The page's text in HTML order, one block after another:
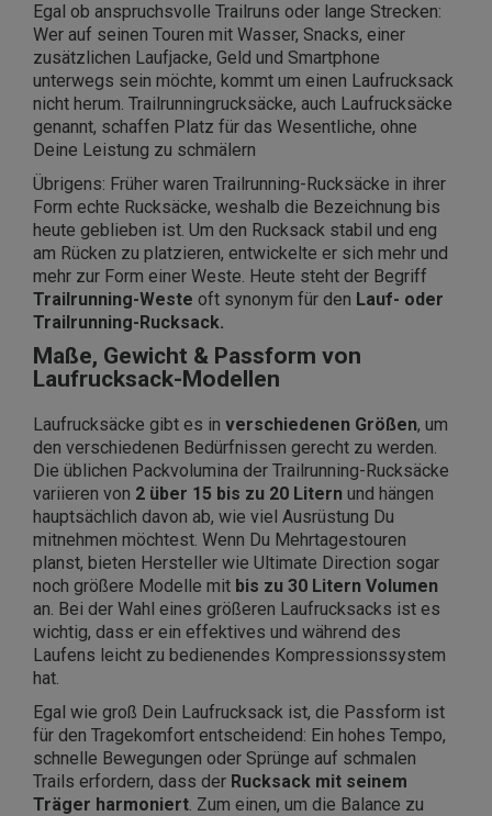
Egal ob anspruchsvolle Trailruns oder lange Strecken:
Wer auf seinen Touren mit Wasser, Snacks, einer
zusätzlichen Laufjacke, Geld und Smartphone
unterwegs sein möchte, kommt um einen Laufrucksack
nicht herum. Trailrunningrucksäcke, auch Laufrucksäcke
genannt, schaffen Platz für das Wesentliche, ohne
Deine Leistung zu schmälern
Übrigens: Früher waren Trailrunning-Rucksäcke in ihrer
Form echte Rucksäcke, weshalb die Bezeichnung bis
heute geblieben ist. Um den Rucksack stabil und eng
am Rücken zu platzieren, entwickelte er sich mehr und
mehr zur Form einer Weste. Heute steht der Begriff
Trailrunning-Weste oft synonym für den Lauf- oder
Trailrunning-Rucksack.
Maße, Gewicht & Passform von
Laufrucksack-Modellen
Laufrucksäcke gibt es in verschiedenen Größen, um
den verschiedenen Bedürfnissen gerecht zu werden.
Die üblichen Packvolumina der Trailrunning-Rucksäcke
variieren von 2 über 15 bis zu 20 Litern und hängen
hauptsächlich davon ab, wie viel Ausrüstung Du
mitnehmen möchtest. Wenn Du Mehrtagestouren
planst, bieten Hersteller wie Ultimate Direction sogar
noch größere Modelle mit bis zu 30 Litern Volumen
an. Bei der Wahl eines größeren Laufrucksacks ist es
wichtig, dass er ein effektives und während des
Laufens leicht zu bedienendes Kompressionssystem
hat.
Egal wie groß Dein Laufrucksack ist, die Passform ist
für den Tragekomfort entscheidend: Ein hohes Tempo,
schnelle Bewegungen oder Sprünge auf schmalen
Trails erfordern, dass der Rucksack mit seinem
Träger harmoniert. Zum einen, um die Balance zu